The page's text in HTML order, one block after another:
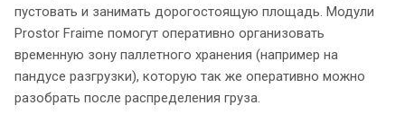
пустовать и занимать дорогостоящую площадь. Модули
Prostor Fraime помогут оперативно организовать
временную зону паллетного хранения (например на
пандусе разгрузки), которую так же оперативно можно
разобрать после распределения груза.